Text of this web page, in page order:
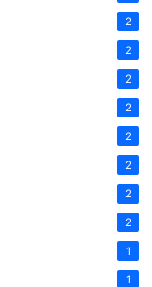
2
2
2
2
2
2
2
2
1
1